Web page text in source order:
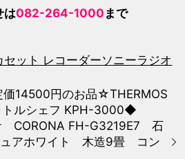
は082-264-1000 まで
セット レコーダーソニーラジオ
14500円のお品☆THERMOS
トルシェフ KPH-3000◆
FH-G3219E7 石
アホワイト 木造9畳 コン